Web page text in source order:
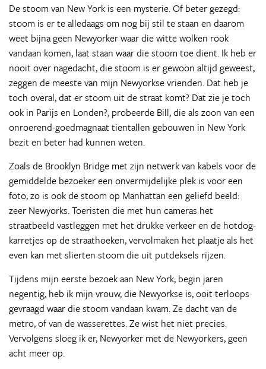
De stoom van New York is een mysterie. Of beter gezegd:
stoom is er te alledaags om nog bij stil te staan en daarom
weet bijna geen Newyorker waar die witte wolken rook
vandaan komen, laat staan waar die stoom toe dient. Ik heb er
nooit over nagedacht, die stoom is er gewoon altijd geweest,
zeggen de meeste van mijn Newyorkse vrienden. Dat heb je
toch overal, dat er stoom uit de straat komt? Dat zie je toch
ook in Parijs en Londen?, probeerde Bill, die als zoon van een
onroerend-goedmagnaat tientallen gebouwen in New York
bezit en beter had kunnen weten.
Zoals de Brooklyn Bridge met zijn netwerk van kabels voor de
gemiddelde bezoeker een onvermijdelijke plek is voor een
foto, zo is ook de stoom op Manhattan een geliefd beeld:
zeer Newyorks. Toeristen die met hun cameras het
straatbeeld vastleggen met het drukke verkeer en de hotdog-
karretjes op de straathoeken, vervolmaken het plaatje als het
even kan met slierten stoom die uit putdeksels rijzen.
Tijdens mijn eerste bezoek aan New York, begin jaren
negentig, heb ik mijn vrouw, die Newyorkse is, ooit terloops
gevraagd waar die stoom vandaan kwam. Ze dacht van de
metro, of van de wasserettes. Ze wist het niet precies.
Vervolgens sloeg ik er, Newyorker met de Newyorkers, geen
acht meer op.